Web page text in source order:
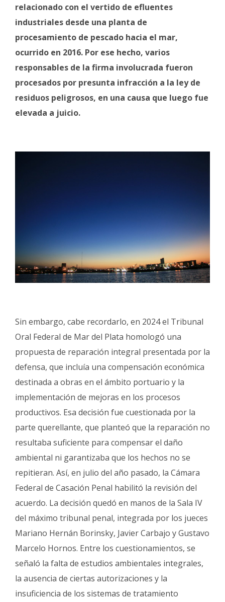
relacionado con el vertido de efluentes
industriales desde una planta de
procesamiento de pescado hacia el mar,
ocurrido en 2016. Por ese hecho, varios
responsables de la firma involucrada fueron
procesados por presunta infracción a la ley de
residuos peligrosos, en una causa que luego fue
elevada a juicio.
Sin embargo, cabe recordarlo, en 2024 el Tribunal
Oral Federal de Mar del Plata homologó una
propuesta de reparación integral presentada por la
defensa, que incluía una compensación económica
destinada a obras en el ámbito portuario y la
implementación de mejoras en los procesos
productivos. Esa decisión fue cuestionada por la
parte querellante, que planteó que la reparación no
resultaba suficiente para compensar el daño
ambiental ni garantizaba que los hechos no se
repitieran. Así, en julio del año pasado, la Cámara
Federal de Casación Penal habilitó la revisión del
acuerdo. La decisión quedó en manos de la Sala IV
del máximo tribunal penal, integrada por los jueces
Mariano Hernán Borinsky, Javier Carbajo y Gustavo
Marcelo Hornos. Entre los cuestionamientos, se
señaló la falta de estudios ambientales integrales,
la ausencia de ciertas autorizaciones y la
insuficiencia de los sistemas de tratamiento